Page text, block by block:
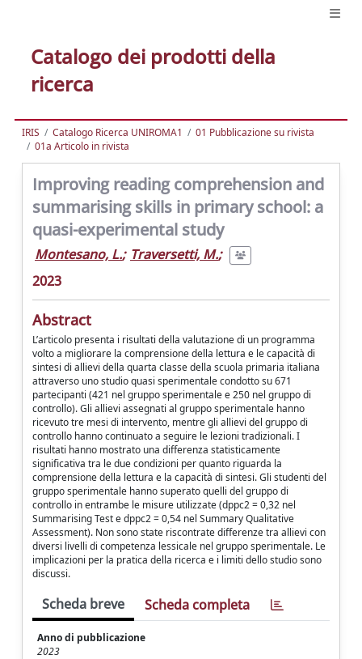
Catalogo dei prodotti della
ricerca
IRIS Catalogo Ricerca UNIROMA1
01 Pubblicazione su rivista
01a Articolo in rivista
Improving reading comprehension and
summarising skills in primary school: a
quasi-experimental study
Montesano, L.; Traversetti, M.;
2023
Abstract
L’articolo presenta i risultati della valutazione di un programma
volto a migliorare la comprensione della lettura e le capacità di
sintesi di allievi della quarta classe della scuola primaria italiana
attraverso uno studio quasi sperimentale condotto su 671
partecipanti (421 nel gruppo sperimentale e 250 nel gruppo di
controllo). Gli allievi assegnati al gruppo sperimentale hanno
ricevuto tre mesi di intervento, mentre gli allievi del gruppo di
controllo hanno continuato a seguire le lezioni tradizionali. I
risultati hanno mostrato una differenza statisticamente
significativa tra le due condizioni per quanto riguarda la
comprensione della lettura e la capacità di sintesi. Gli studenti del
gruppo sperimentale hanno superato quelli del gruppo di
controllo in entrambe le misure utilizzate (dppc2 = 0,32 nel
Summarising Test e dppc2 = 0,54 nel Summary Qualitative
Assessment). Non sono state riscontrate differenze tra allievi con
diversi livelli di competenza lessicale nel gruppo sperimentale. Le
implicazioni per la pratica della ricerca e i limiti dello studio sono
discussi.
Scheda breve Scheda completa
Anno di pubblicazione
2023